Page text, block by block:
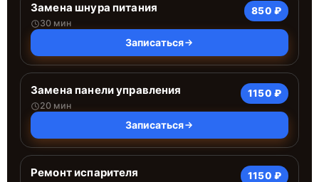
Замена шнура питания
30 мин
850 ₽
Записаться
Замена панели управления
20 мин
1150 ₽
Записаться
Ремонт испарителя 1150 ₽